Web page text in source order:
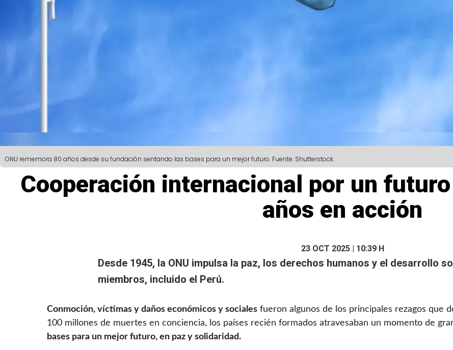
ONU rememora 80 años desde su fundación sentando las bases para un mejor futuro. Fuente: Shutterstock.
Cooperación internacional por un
años en acción
23 OCT 2025 | 10:39 H
Desde 1945, la ONU impulsa la paz, los derechos humanos y el desarrollo
miembros, incluido el Perú.
Conmoción, víctimas y daños económicos y sociales fueron algunos de los principales rezagos que
100 millones de muertes en conciencia, los países recién formados atravesaban un momento de
bases para un mejor futuro, en paz y solidaridad.